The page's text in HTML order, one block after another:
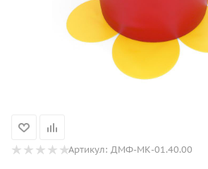
Артикул: ДМФ-МК-01.40.00